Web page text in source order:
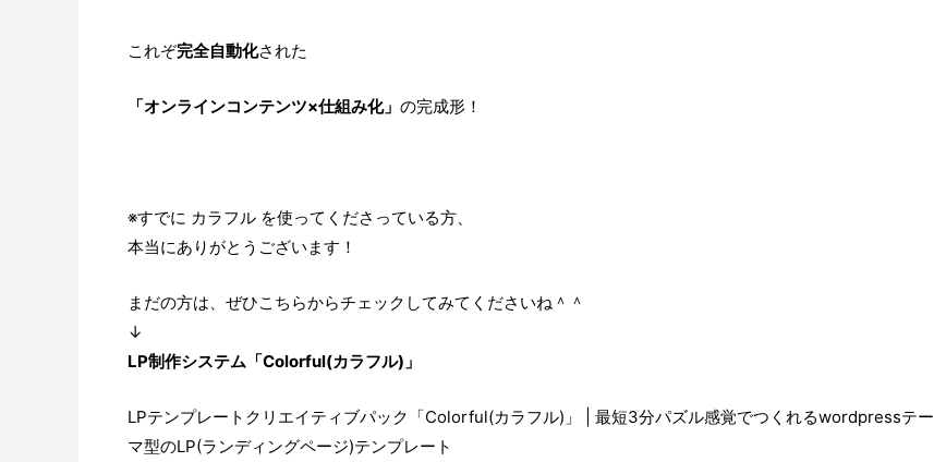
これぞ完全自動化された
「オンラインコンテンツ×仕組み化」 の完成形！
※すでに カラフル を使ってくださっている方、
本当にありがとうございます！
まだの方は、ぜひこちらからチェックしてみてくださいね＾＾
↓
LP制作システム「Colorful(カラフル)」
LPテンプレートクリエイティブパック「Colorful(カラフル)」 | 最短3分パズル感覚でつくれるwordpressテー
マ型のLP(ランディングページ)テンプレート